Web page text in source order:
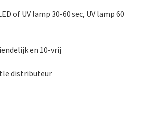
of UV lamp 30-60 sec, UV lamp 60
en 10-vrij
distributeur